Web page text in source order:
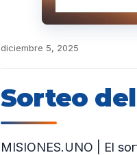
diciembre 5, 2025
Sorteo
MISIONES.UNO | El